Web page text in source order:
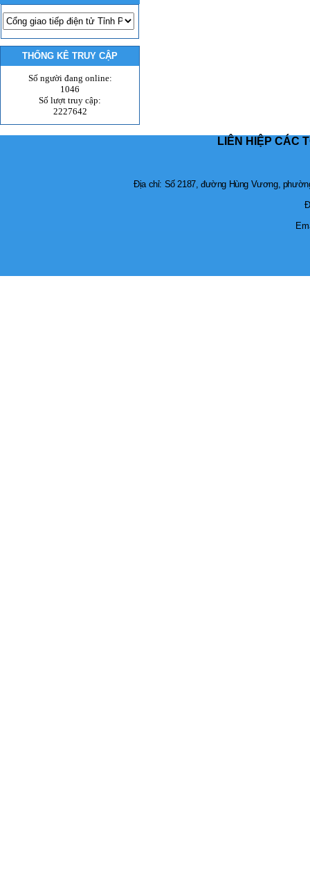
THỐNG KÊ TRUY CẬP
Số người đang online:
1046
Số lượt truy cập:
2227642
LIÊN HIỆP CÁC
Địa chỉ: Số 2187, đường Hùng Vương,